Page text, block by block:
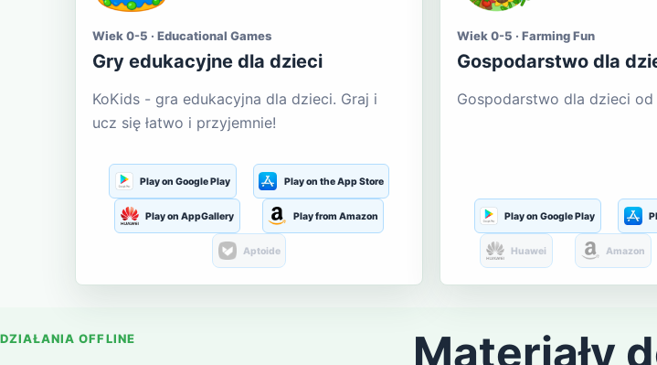
Wiek 0-5 · Educational Games
Gry edukacyjne dla dzieci
KoKids - gra edukacyjna dla dzieci. Graj i
ucz się łatwo i przyjemnie!
Play on Google Play Play on the App Store
Play on AppGallery Play from Amazon
Aptoide
Wiek 0-5 · Farming Fun
Gospodarstwo dla
Gospodarstwo dla dzieci od
Play on Google Play
Huawei Amazon
DZIAŁANIA OFFLINE Materiały